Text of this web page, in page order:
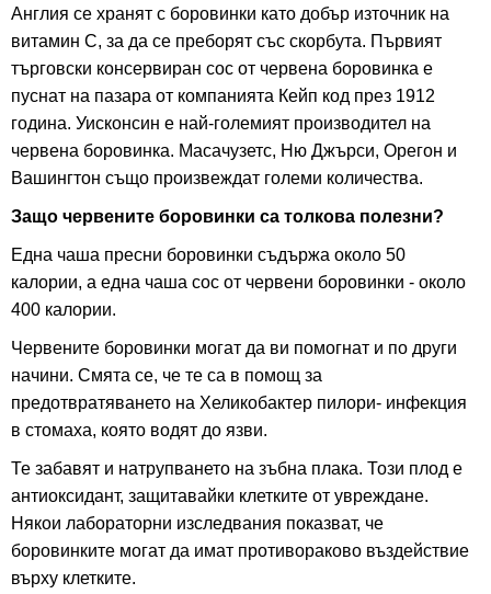
Англия се хранят с боровинки като добър източник на
витамин C, за да се преборят със скорбута. Първият
търговски консервиран сос от червена боровинка е
пуснат на пазара от компанията Кейп код през 1912
година. Уисконсин е най-големият производител на
червена боровинка. Масачузетс, Ню Джърси, Орегон и
Вашингтон също произвеждат големи количества.
Защо червените боровинки са толкова полезни?
Една чаша пресни боровинки съдържа около 50
калории, а една чаша сос от червени боровинки - около
400 калории.
Червените боровинки могат да ви помогнат и по други
начини. Смята се, че те са в помощ за
предотвратяването на Хеликобактер пилори- инфекция
в стомаха, която водят до язви.
Те забавят и натрупването на зъбна плака. Този плод е
антиоксидант, защитавайки клетките от увреждане.
Някои лабораторни изследвания показват, че
боровинките могат да имат противораково въздействие
върху клетките.